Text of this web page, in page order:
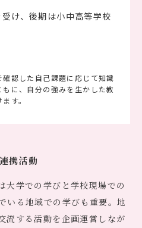
け、後期は小中高等学校
確認した自己課題に応じて知識
に、自分の強みを生かした教
す。
携活動
大学での学びと学校現場での
いる地域での学びも重要。地
流する活動を企画運営しなが